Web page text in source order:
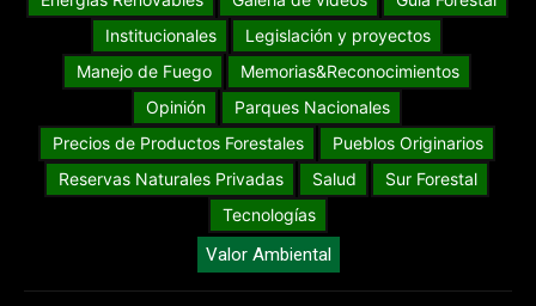
Institucionales
Legislación y proyectos
Manejo de Fuego
Memorias&Reconocimientos
Opinión
Parques Nacionales
Precios de Productos Forestales
Pueblos Originarios
Reservas Naturales Privadas
Salud
Sur Forestal
Tecnologías
Valor Ambiental